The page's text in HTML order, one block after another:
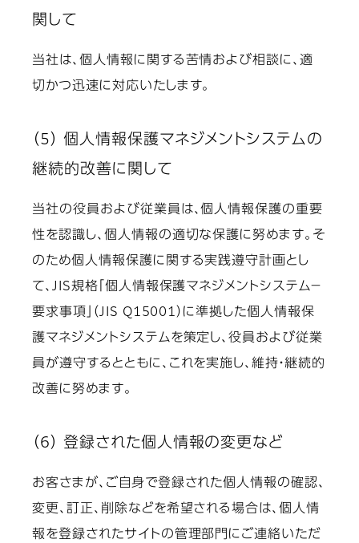
関して
当社は、個人情報に関する苦情および相談に、適
切かつ迅速に対応いたします。
（5） 個人情報保護マネジメントシステムの
継続的改善に関して
当社の役員および従業員は、個人情報保護の重要
性を認識し、個人情報の適切な保護に努めます。そ
のため個人情報保護に関する実践遵守計画とし
て、JIS規格「個人情報保護マネジメントシステム－
要求事項」（JIS Q15001）に準拠した個人情報保
護マネジメントシステムを策定し、役員および従業
員が遵守するとともに、これを実施し、維持・継続的
改善に努めます。
（6） 登録された個人情報の変更など
お客さまが、ご自身で登録された個人情報の確認、
変更、訂正、削除などを希望される場合は、個人情
報を登録されたサイトの管理部門にご連絡いただ